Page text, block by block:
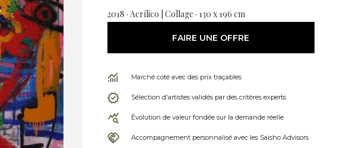
2018 · Acrílico | Collage · 130 x 196 cm
FAIRE UNE OFFRE
Marché coté avec des prix traçables
Sélection d'artistes validés par des critères experts
Évolution de valeur fondée sur la demande réelle
Accompagnement personnalisé avec les Saisho Advisors